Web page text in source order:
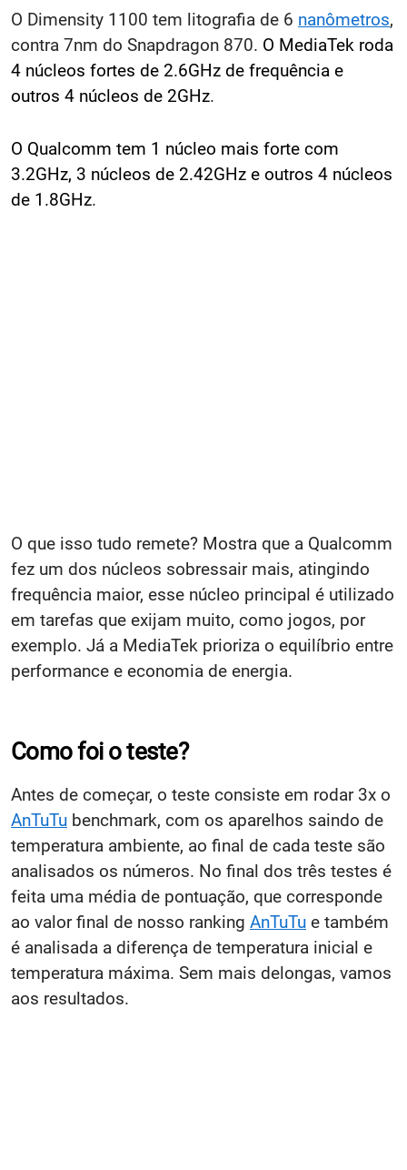
O Dimensity 1100 tem litografia de 6 nanômetros,
contra 7nm do Snapdragon 870. O MediaTek roda
4 núcleos fortes de 2.6GHz de frequência e
outros 4 núcleos de 2GHz.
O Qualcomm tem 1 núcleo mais forte com
3.2GHz, 3 núcleos de 2.42GHz e outros 4 núcleos
de 1.8GHz.
O que isso tudo remete? Mostra que a Qualcomm
fez um dos núcleos sobressair mais, atingindo
frequência maior, esse núcleo principal é utilizado
em tarefas que exijam muito, como jogos, por
exemplo. Já a MediaTek prioriza o equilíbrio entre
performance e economia de energia.
Como foi o teste?
Antes de começar, o teste consiste em rodar 3x o
AnTuTu benchmark, com os aparelhos saindo de
temperatura ambiente, ao final de cada teste são
analisados os números. No final dos três testes é
feita uma média de pontuação, que corresponde
ao valor final de nosso ranking AnTuTu e também
é analisada a diferença de temperatura inicial e
temperatura máxima. Sem mais delongas, vamos
aos resultados.